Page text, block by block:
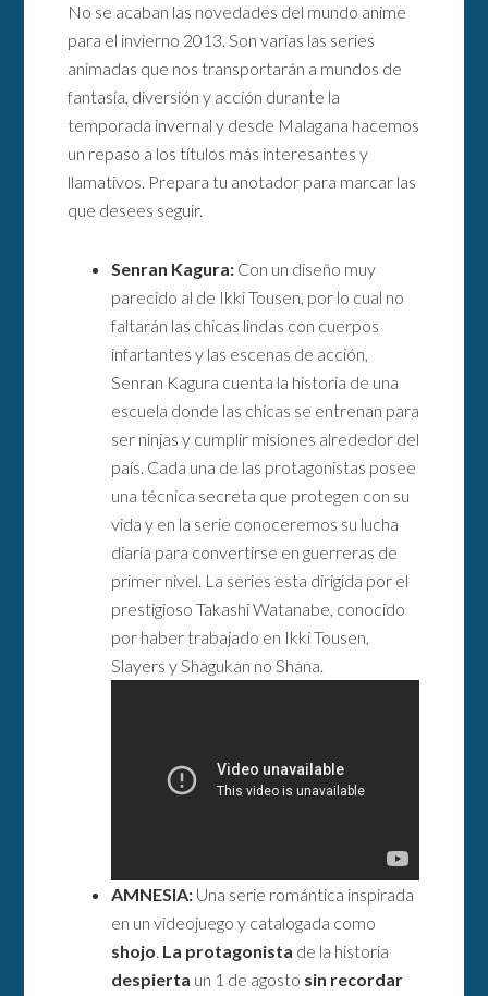
No se acaban las novedades del mundo anime
para el invierno 2013. Son varias las series
animadas que nos transportarán a mundos de
fantasía, diversión y acción durante la
temporada invernal y desde Malagana hacemos
un repaso a los títulos más interesantes y
llamativos. Prepara tu anotador para marcar las
que desees seguir.
Senran Kagura: Con un diseño muy
parecido al de Ikki Tousen, por lo cual no
faltarán las chicas lindas con cuerpos
infartantes y las escenas de acción,
Senran Kagura cuenta la historia de una
escuela donde las chicas se entrenan para
ser ninjas y cumplir misiones alrededor del
país. Cada una de las protagonistas posee
una técnica secreta que protegen con su
vida y en la serie conoceremos su lucha
diaria para convertirse en guerreras de
primer nivel. La series esta dirigida por el
prestigioso Takashi Watanabe, conocido
por haber trabajado en Ikki Tousen,
Slayers y Shagukan no Shana.
AMNESIA: Una serie romántica inspirada
en un videojuego y catalogada como
shojo. La protagonista de la historia
despierta un 1 de agosto sin recordar